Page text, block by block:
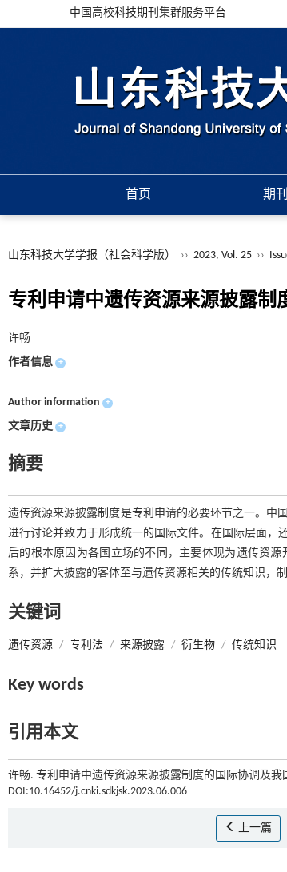
中国高校科技期刊集群服务平台
首页 期
山东科技大学学报（社会科学版） ›› 2023, Vol. 25 ››
专利申请中遗传资源来源披露制
许畅
作者信息 +
Author information +
文章历史 +
摘要
遗传资源来源披露制度是专利申请的必要环节之一。中
进行讨论并致力于形成统一的国际文件。在国际层面，
后的根本原因为各国立场的不同，主要体现为遗传资
系，并扩大披露的客体至与遗传资源相关的传统知识，
关键词
遗传资源 / 专利法 / 来源披露 / 衍生物 / 传统知识
Key words
引用本文
许畅. 专利申请中遗传资源来源披露制度的国际协调及我
DOI:10.16452/j.cnki.sdkjsk.2023.06.006
上一篇